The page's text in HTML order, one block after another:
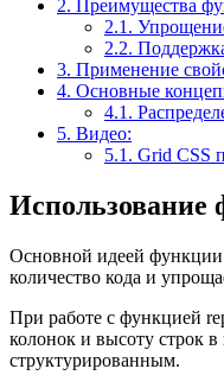
2. Преимущества
2.1.
2.2.
3. Применение
4. Основные
4.1.
5. Видео:
5.1. Grid CSS
Основной идеей функции
количество кода и
При работе с функцией
колонок и высоту строк
структурированным.